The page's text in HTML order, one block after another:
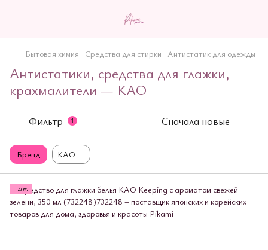
Бытовая химия Средства для стирки Антистатик для одежды
Антистатики, средства для глажки,
крахмалители — KAO
Фильтр 1 Сначала новые
Бренд KAO
−40%